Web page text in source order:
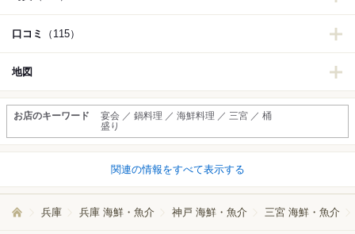
口コミ （115）
地図
お店のキーワード
宴会 ／ 鍋料理 ／ 海鮮料理 ／ 三宮 ／ 桶
盛り
関連の情報をすべて表示する
兵庫 兵庫 海鮮・魚介 神戸 海鮮・魚介 三宮 海鮮・魚介